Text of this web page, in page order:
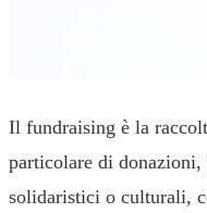
Il fundraising è la
particolare di
solidaristici o culturali,